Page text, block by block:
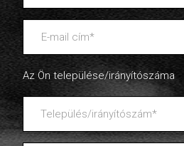
Az Ön települése/irányítószáma